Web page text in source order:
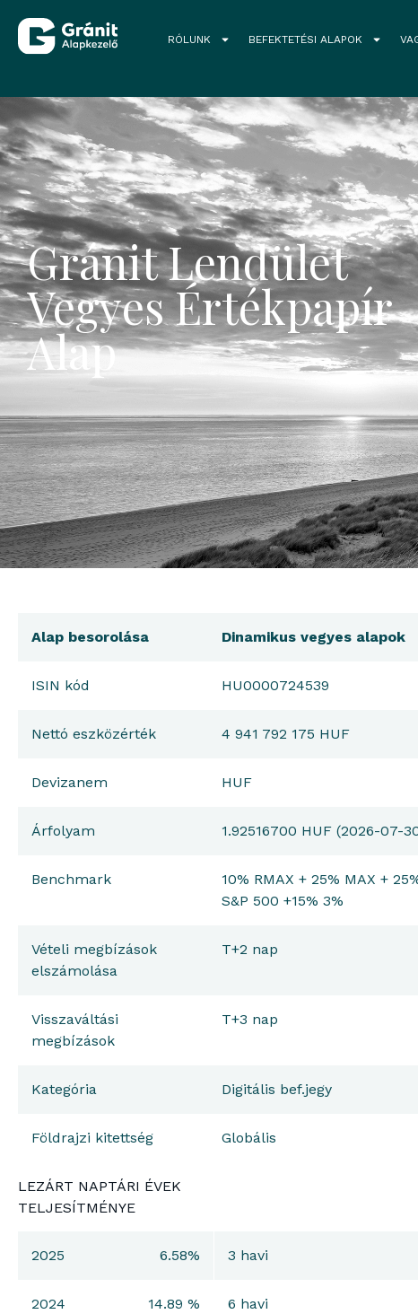
RÓLUNK BEFEKTETÉSI ALAPOK
Gránit Lendület
Vegyes Értékpapír
Alap
Alap besorolása Dinamikus vegyes alapok
ISIN kód HU0000724539
Nettó eszközérték 4 941 792 175 HUF
Devizanem HUF
Árfolyam 1.92516700 HUF (2026-07-
Benchmark
10% RMAX + 25% MAX +
S&P 500 +15% 3%
Vételi megbízások
elszámolása
T+2 nap
Visszaváltási
megbízások
T+3 nap
Kategória Digitális bef.jegy
Földrajzi kitettség Globális
LEZÁRT NAPTÁRI ÉVEK
TELJESÍTMÉNYE
2025 6.58%
2024 14.89 %
3 havi
6 havi